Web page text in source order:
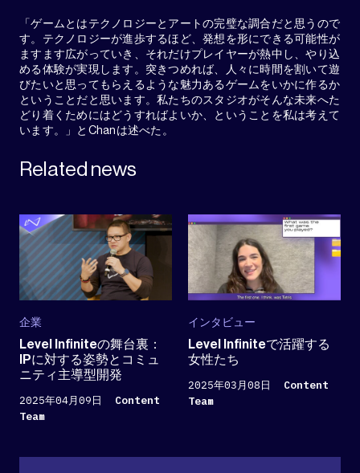
「ゲームとはテクノロジーとアートの完璧な調合だと思うので
す。テクノロジーが進歩するほど、発想を形にできる可能性が
ますます広がっていき、それだけプレイヤーが熱中し、やり込
める体験が実現します。突きつめれば、人々に時間を割いて遊
びたいと思ってもらえるような魅力あるゲームをいかに作るか
ということだと思います。私たちのスタジオがそんな未来へた
どり着くためにはどうすればよいか、ということを私は考えて
います。」とChanは述べた。
Related news
企業
Level Infiniteの舞台裏：
IPに対する姿勢とコミュ
ニティ主導型開発
2025年04月09日
Content
Team
インタビュー
Level Infiniteで活躍する
女性たち
2025年03月08日
Content
Team